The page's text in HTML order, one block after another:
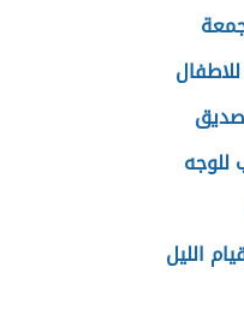
للاطفال
للوجه
الليل